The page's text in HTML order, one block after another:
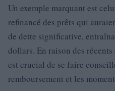
Un exemple marquant est
refinancé des prêts qui
de dette significative,
dollars. En raison des
est crucial de se faire
remboursement et les